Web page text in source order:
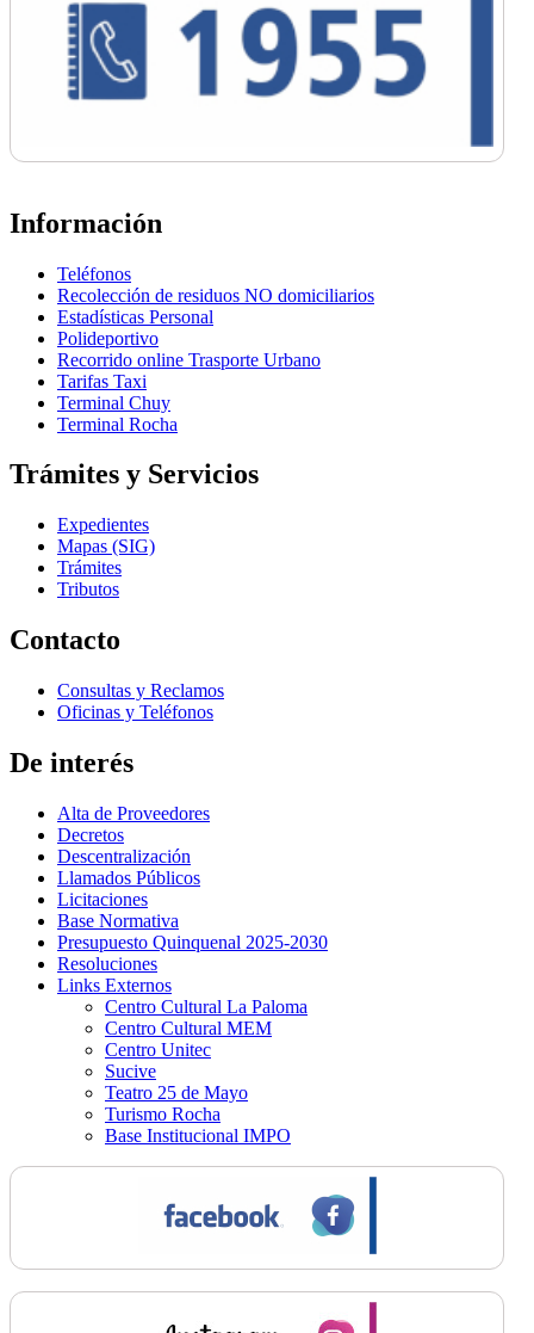
Información
Teléfonos
Recolección de residuos NO domiciliarios
Estadísticas Personal
Polideportivo
Recorrido online Trasporte Urbano
Tarifas Taxi
Terminal Chuy
Terminal Rocha
Trámites y Servicios
Expedientes
Mapas (SIG)
Trámites
Tributos
Contacto
Consultas y Reclamos
Oficinas y Teléfonos
De interés
Alta de Proveedores
Decretos
Descentralización
Llamados Públicos
Licitaciones
Base Normativa
Presupuesto Quinquenal 2025-2030
Resoluciones
Links Externos
Centro Cultural La Paloma
Centro Cultural MEM
Centro Unitec
Sucive
Teatro 25 de Mayo
Turismo Rocha
Base Institucional IMPO